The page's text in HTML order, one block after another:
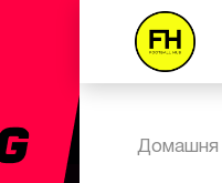
Домашня